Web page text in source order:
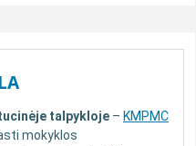
talpykloje – KMPMC
mokyklos